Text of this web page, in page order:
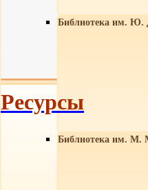
Библиотека им. Ю.
Библиотека им. М.
Ресурсы